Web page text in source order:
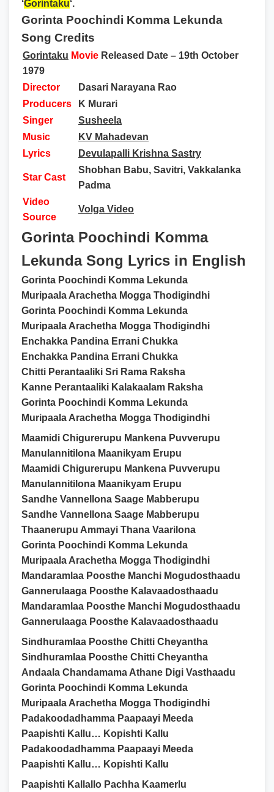
‘Gorintaku‘.
Gorinta Poochindi Komma Lekunda
Song Credits
Gorintaku Movie Released Date – 19th October
1979
Director
Dasari Narayana Rao
Producers
K Murari
Singer
Susheela
Music
KV Mahadevan
Lyrics
Devulapalli Krishna Sastry
Star Cast
Shobhan Babu, Savitri, Vakkalanka
Padma
Video
Source
Volga Video
Gorinta Poochindi Komma
Lekunda Song Lyrics in English
Gorinta Poochindi Komma Lekunda
Muripaala Arachetha Mogga Thodigindhi
Gorinta Poochindi Komma Lekunda
Muripaala Arachetha Mogga Thodigindhi
Enchakka Pandina Errani Chukka
Enchakka Pandina Errani Chukka
Chitti Perantaaliki Sri Rama Raksha
Kanne Perantaaliki Kalakaalam Raksha
Gorinta Poochindi Komma Lekunda
Muripaala Arachetha Mogga Thodigindhi
Maamidi Chigurerupu Mankena Puvverupu
Manulannitilona Maanikyam Erupu
Maamidi Chigurerupu Mankena Puvverupu
Manulannitilona Maanikyam Erupu
Sandhe Vannellona Saage Mabberupu
Sandhe Vannellona Saage Mabberupu
Thaanerupu Ammayi Thana Vaarilona
Gorinta Poochindi Komma Lekunda
Muripaala Arachetha Mogga Thodigindhi
Mandaramlaa Poosthe Manchi Mogudosthaadu
Gannerulaaga Poosthe Kalavaadosthaadu
Mandaramlaa Poosthe Manchi Mogudosthaadu
Gannerulaaga Poosthe Kalavaadosthaadu
Sindhuramlaa Poosthe Chitti Cheyantha
Sindhuramlaa Poosthe Chitti Cheyantha
Andaala Chandamama Athane Digi Vasthaadu
Gorinta Poochindi Komma Lekunda
Muripaala Arachetha Mogga Thodigindhi
Padakoodadhamma Paapaayi Meeda
Paapishti Kallu… Kopishti Kallu
Padakoodadhamma Paapaayi Meeda
Paapishti Kallu… Kopishti Kallu
Paapishti Kallallo Pachha Kaamerlu